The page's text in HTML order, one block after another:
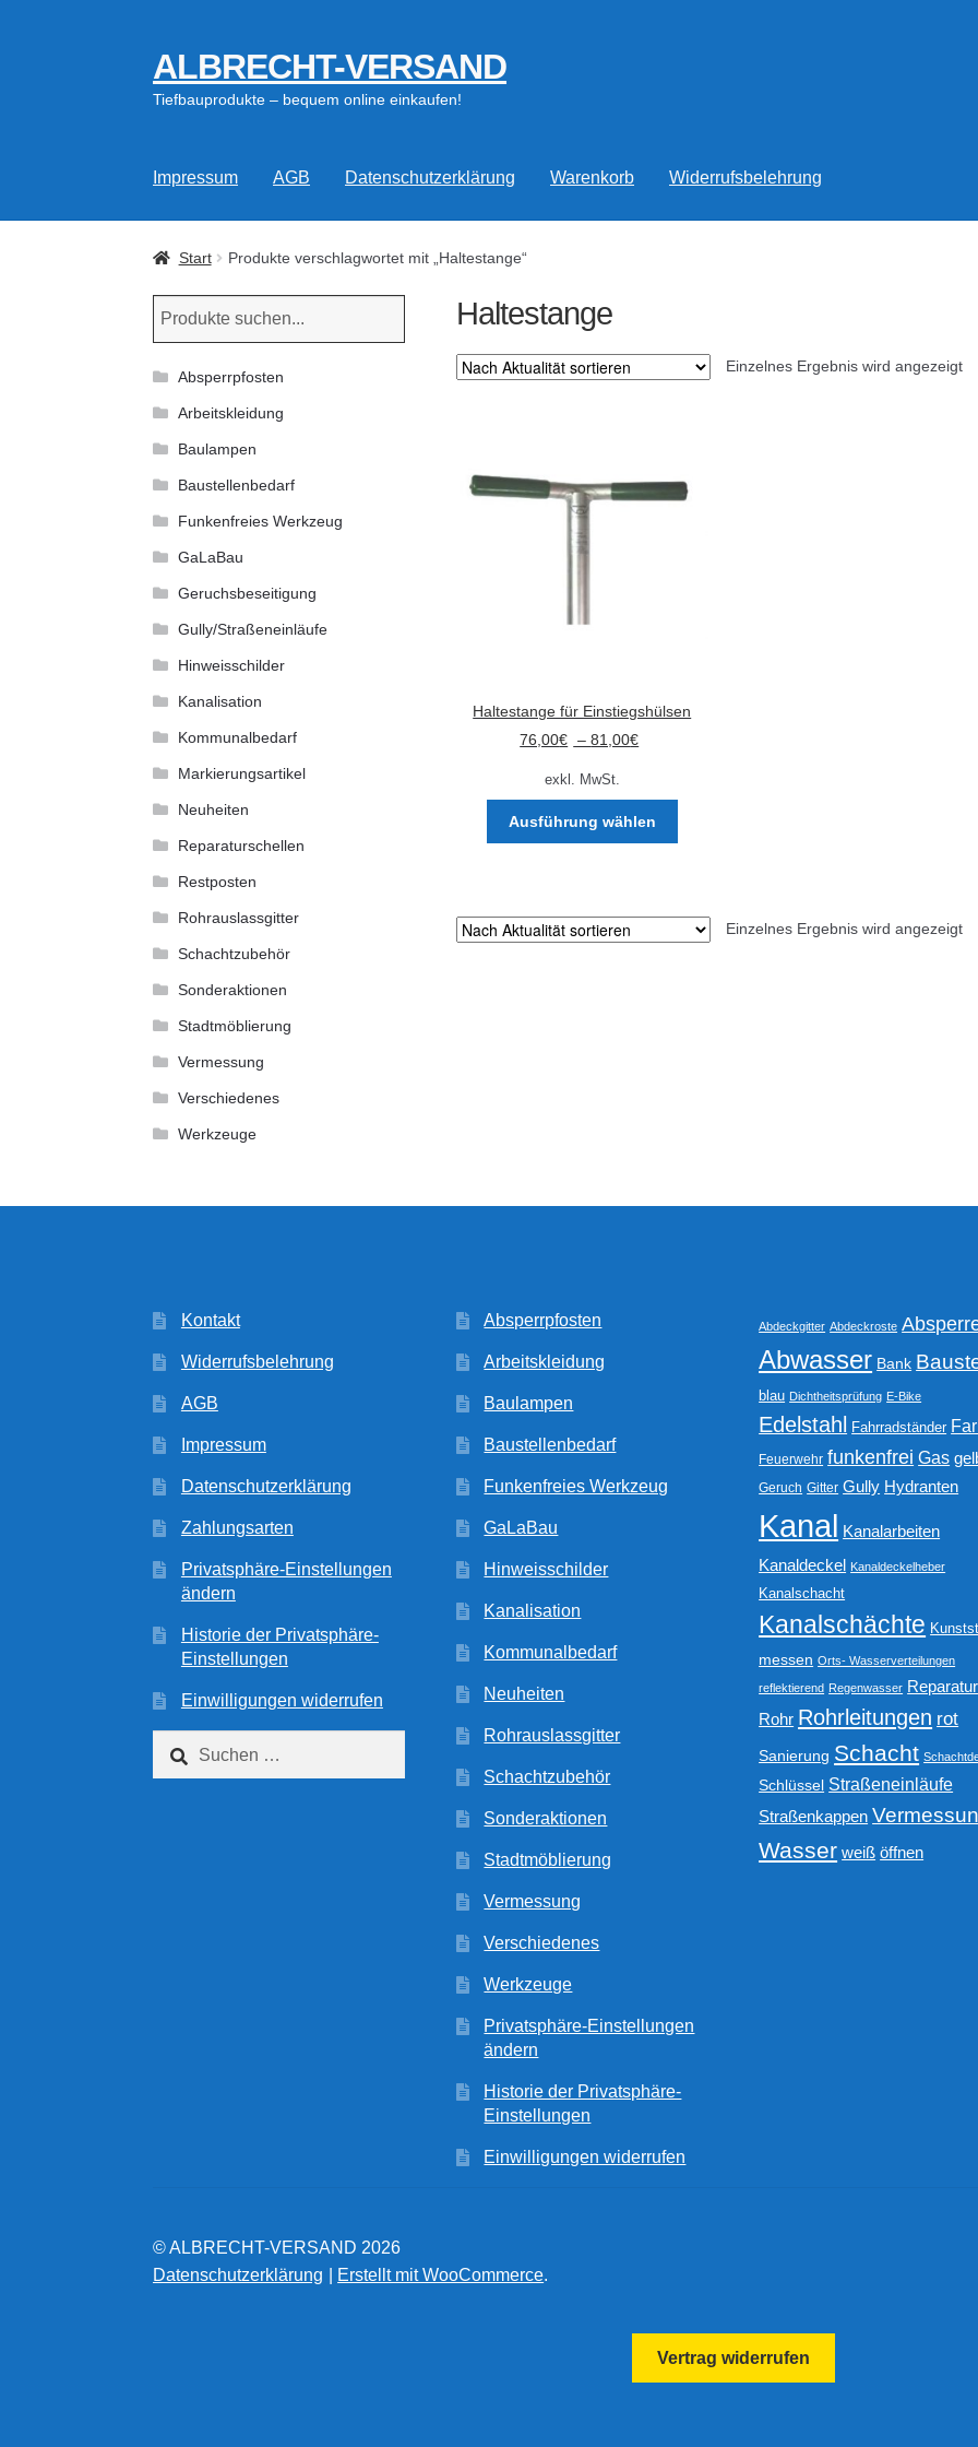
Zur
Navigation
springen
Zum
Inhalt
springen
ALBRECHT-VERSAND
Tiefbauprodukte – bequem online einkaufen!
Impressum AGB Datenschutzerklärung Warenkorb Widerrufsbelehrung
Start Produkte verschlagwortet mit „Haltestange“
Haltestange
Einzelnes Ergebnis wird angezeigt
Haltestange für Einstiegshülsen
76,00€ –81,00€
exkl. MwSt.
Ausführung wählen
auf.
Einzelnes Ergebnis wird angezeigt
Absperrpfosten
Arbeitskleidung
Baulampen
Baustellenbedarf
Funkenfreies Werkzeug
GaLaBau
Geruchsbeseitigung
Gully/Straßeneinläufe
Hinweisschilder
Kanalisation
Kommunalbedarf
Markierungsartikel
Neuheiten
Reparaturschellen
Restposten
Rohrauslassgitter
Schachtzubehör
Sonderaktionen
Stadtmöblierung
Vermessung
Verschiedenes
Werkzeuge
Kontakt
Widerrufsbelehrung
AGB
Impressum
Datenschutzerklärung
Zahlungsarten
Privatsphäre-Einstellungen
ändern
Historie der Privatsphäre-
Einstellungen
Einwilligungen widerrufen
nach:
Absperrpfosten
Arbeitskleidung
Baulampen
Baustellenbedarf
Funkenfreies Werkzeug
GaLaBau
Hinweisschilder
Kanalisation
Kommunalbedarf
Neuheiten
Rohrauslassgitter
Schachtzubehör
Sonderaktionen
Stadtmöblierung
Vermessung
Verschiedenes
Werkzeuge
Privatsphäre-Einstellungen
ändern
Historie der Privatsphäre-
Einstellungen
Einwilligungen widerrufen
Abdeckgitter Abdeckroste
Abwasser Bank
blau Dichtheitsprüfung E-Bike
Edelstahl Fahrradständer
Feuerwehr funkenfrei Gas
Geruch Gitter Gully Hydranten
Kanal Kanalarbeiten
Kanaldeckel Kanaldeckelheber
Kanalschacht
Kanalschächte
messen Orts- Wasserverteilungen
reflektierend Regenwasser Reparatur
Rohr Rohrleitungen rot
Sanierung Schacht
Schlüssel Straßeneinläufe
Straßenkappen
Wasser weiß öffnen
© ALBRECHT-VERSAND 2026
Datenschutzerklärung
Erstellt mit WooCommerce.
Vertrag widerrufen